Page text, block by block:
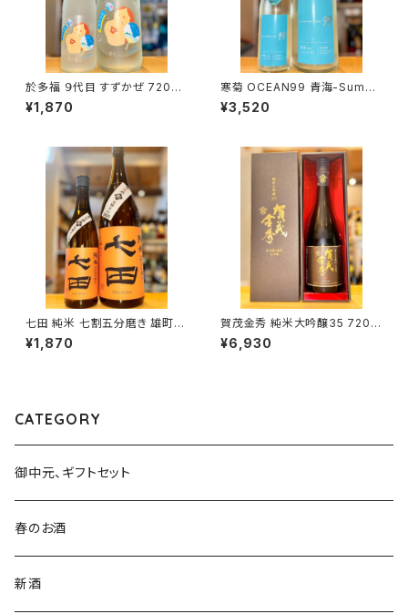
於多福 ９代目 すずかぜ 720ml
１本（柄酒造・広島県東広島市安
芸津町）
¥1,870
寒菊 OCEAN99 青海-Summ
er Sea-2026 純米吟醸 無濾
過生原酒 1800ml１本（寒菊銘
¥3,520
七田 純米 七割五分磨き 雄町
無濾過生 720ml１本（天山酒
造・佐賀県小城市小城町）
¥1,870
賀茂金秀 純米大吟醸35 720m
l１本（金光酒造・広島県東広島
市黒瀬町）
¥6,930
CATEGORY
御中元、ギフトセット
春のお酒
新酒